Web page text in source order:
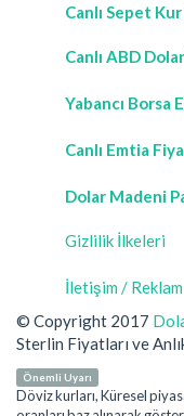
Canlı Sepet
Canlı ABD
Yabancı Borsa
Canlı Emtia
Dolar Madeni
Gizlilik İlkeleri
İletişim / Reklam
© Copyright 2017
Sterlin Fiyatları ve
Önemli Uyarı
Döviz kurları, Küresel